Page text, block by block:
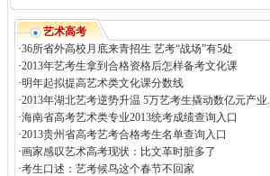
艺术高考
·36所省外高校月底来青招生 艺考“战场”有5处
·2013年艺考生拿到合格资格后怎样备考文化课
·明年起拟提高艺术类文化课分数线
·2013年湖北艺考逆势升温 5万艺考生撬动数亿元产业.
·海南省高考艺术类专业2013统考成绩查询入口
·2013贵州省高考艺考合格考生名单查询入口
·画家感叹艺术高考现状：比文革时脏多了
·考生口述：艺考候鸟这个春节不回家